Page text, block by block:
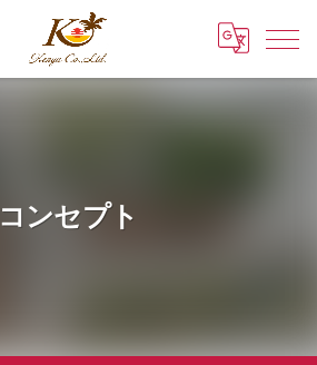
コンセプト